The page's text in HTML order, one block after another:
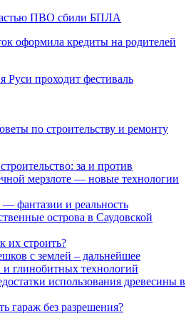
ПВО сбили БПЛА
оформила кредиты на родителей
проходит фестиваль
по строительству и ремонту
за и против
мерзлоте — новые технологии
фантазии и реальность
острова в Саудовской
их строить?
с землей – дальнейшее
и глинобитных технологий
использования древесины в
гараж без разрешения?